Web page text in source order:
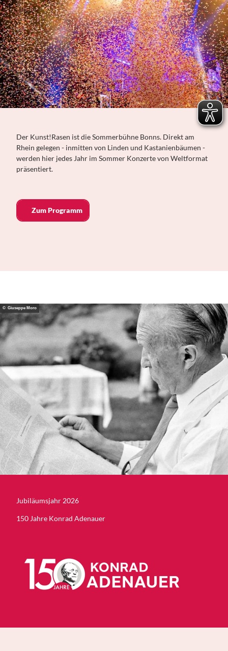
Der Kunst!Rasen ist die Sommerbühne Bonns. Direkt am
Rhein gelegen - inmitten von Linden und Kastanienbäumen -
werden hier jedes Jahr im Sommer Konzerte von Weltformat
präsentiert.
Zum Programm
© Giuseppe Moro
Jubiläumsjahr 2026
150 Jahre Konrad Adenauer